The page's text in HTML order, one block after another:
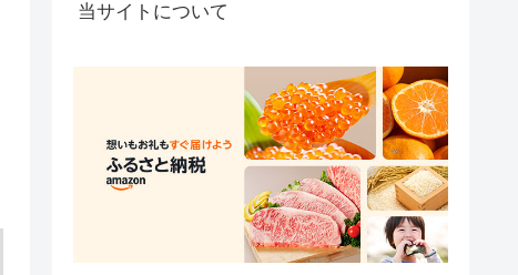
当サイトについて